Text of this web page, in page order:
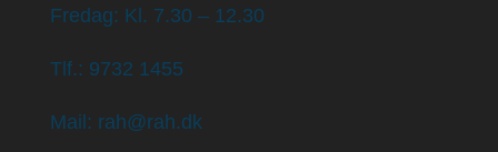
Fredag: Kl. 7.30 – 12.30
Tlf.: 9732 1455
Mail: rah@rah.dk